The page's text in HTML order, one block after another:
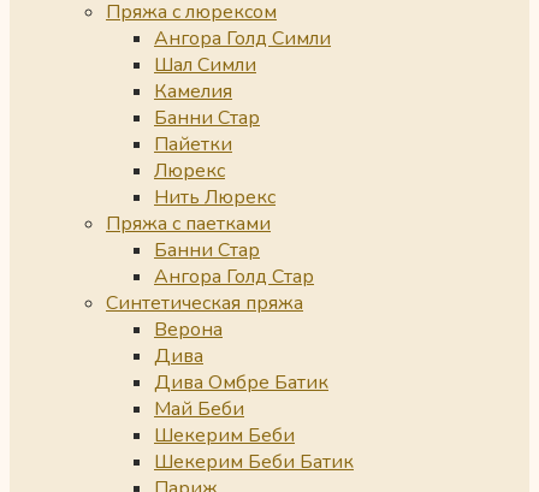
Пряжа с люрексом
Ангора Голд Симли
Шал Симли
Камелия
Банни Стар
Пайетки
Люрекс
Нить Люрекс
Пряжа с паетками
Банни Стар
Ангора Голд Стар
Синтетическая пряжа
Верона
Дива
Дива Омбре Батик
Май Беби
Шекерим Беби
Шекерим Беби Батик